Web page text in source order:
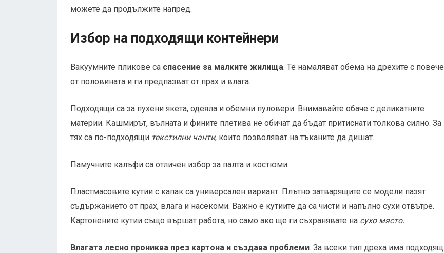
можете да продължите напред.
Избор на подходящи контейнери
Вакуумните пликове са спасение за малките жилища. Те намаляват обема на дрехите с повече
от половината и ги предпазват от прах и влага.
Подходящи са за пухени якета, одеяла и обемни пуловери. Внимавайте обаче с деликатните
материи. Кашмирът, вълната и фините плетива не обичат да бъдат притиснати толкова силно. За
тях са по-подходящи текстилни чанти, които позволяват на тъканите да дишат.
Памучните калъфи са отличен избор за палта и костюми.
Пластмасовите кутии с капак са универсален вариант. Плътно затварящите се модели пазят
съдържанието от прах, влага и насекоми. Важно е кутиите да са чисти и напълно сухи отвътре.
Картонените кутии също вършат работа, но само ако ще ги съхранявате на сухо място.
Влагата лесно прониква през картона и създава проблеми. За всеки тип дреха има подходящ